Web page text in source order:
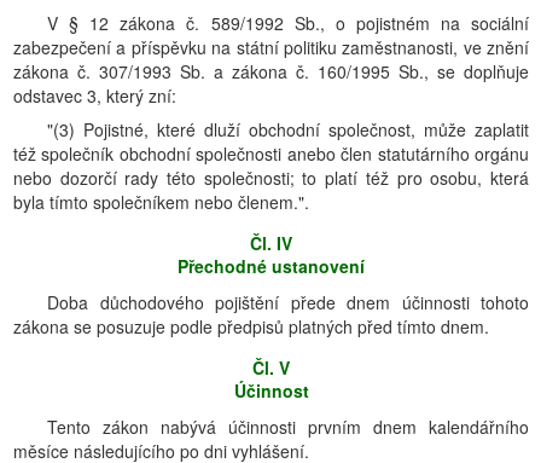
V § 12 zákona č. 589/1992 Sb., o pojistném na sociální
zabezpečení a příspěvku na státní politiku zaměstnanosti, ve znění
zákona č. 307/1993 Sb. a zákona č. 160/1995 Sb., se doplňuje
odstavec 3, který zní:
"(3) Pojistné, které dluží obchodní společnost, může zaplatit
též společník obchodní společnosti anebo člen statutárního orgánu
nebo dozorčí rady této společnosti; to platí též pro osobu, která
byla tímto společníkem nebo členem.".
Čl. IV
Přechodné ustanovení
Doba důchodového pojištění přede dnem účinnosti tohoto
zákona se posuzuje podle předpisů platných před tímto dnem.
Čl. V
Účinnost
Tento zákon nabývá účinnosti prvním dnem kalendářního
měsíce následujícího po dni vyhlášení.